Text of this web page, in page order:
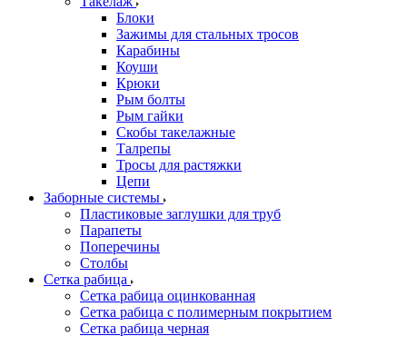
Блоки
Зажимы для стальных тросов
Карабины
Коуши
Крюки
Рым болты
Рым гайки
Скобы такелажные
Талрепы
Тросы для растяжки
Цепи
Заборные системы
Пластиковые заглушки для труб
Парапеты
Поперечины
Столбы
Сетка рабица
Сетка рабица оцинкованная
Сетка рабица с полимерным покрытием
Сетка рабица черная